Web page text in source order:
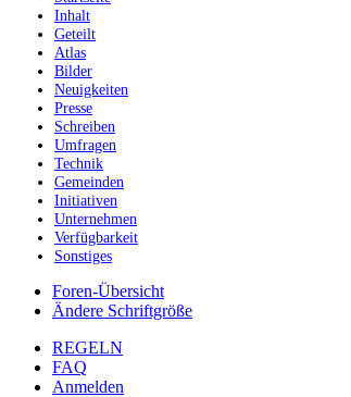
Inhalt
Geteilt
Atlas
Bilder
Neuigkeiten
Presse
Schreiben
Umfragen
Technik
Gemeinden
Initiativen
Unternehmen
Verfügbarkeit
Sonstiges
Foren-Übersicht
Ändere Schriftgröße
REGELN
FAQ
Anmelden